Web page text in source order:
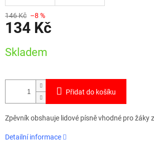
146 Kč –8 %
134 Kč
cena:
Skladem
Přidat do košíku
Zpěvník obshauje lidové písně vhodné pro žáky
Detailní informace